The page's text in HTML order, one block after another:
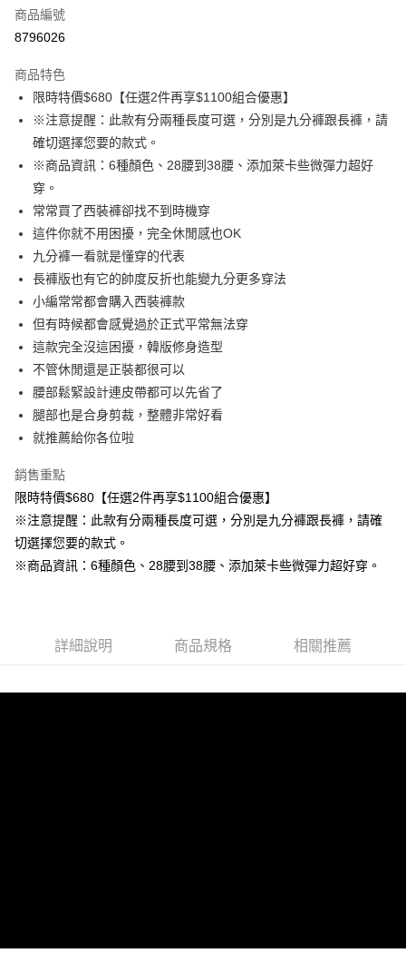
超商取貨付款
Apple Pay
街口支付
悠遊付
ATM付款
運送方式
每筆NT$80，滿NT$1,000(含以上)免運費
付款後全家取貨
每筆NT$80，滿NT$1,000(含以上)免運費
7-11取貨付款
每筆NT$80，滿NT$1,000(含以上)免運費
付款後7-11取貨
每筆NT$80，滿NT$1,000(含以上)免運費
宅配
每筆NT$150，滿NT$3,000(含以上)免運費
外島郵寄
商品編號
8796026
商品特色
限時特價$680【任選2件再享$1100組合優惠】
※注意提醒：此款有分兩種長度可選，分別是九分褲跟長褲，請
確切選擇您要的款式。
※商品資訊：6種顏色、28腰到38腰、添加萊卡些微彈力超好
穿。
常常買了西裝褲卻找不到時機穿
這件你就不用困擾，完全休閒感也OK
九分褲一看就是懂穿的代表
長褲版也有它的帥度反折也能變九分更多穿法
小編常常都會購入西裝褲款
但有時候都會感覺過於正式平常無法穿
這款完全沒這困擾，韓版修身造型
不管休閒還是正裝都很可以
腰部鬆緊設計連皮帶都可以先省了
腿部也是合身剪裁，整體非常好看
就推薦給你各位啦
銷售重點
限時特價$680【任選2件再享$1100組合優惠】
※注意提醒：此款有分兩種長度可選，分別是九分褲跟長褲，請確
切選擇您要的款式。
※商品資訊：6種顏色、28腰到38腰、添加萊卡些微彈力超好穿。
詳細說明 商品規格 相關推薦